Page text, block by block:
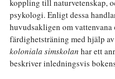
koppling till naturvetenskap,
psykologi. Enligt dessa
huvudsakligen om vattenvana
färdighetsträning med hjälp
koloniala simskolan har ett
beskriver inledningsvis